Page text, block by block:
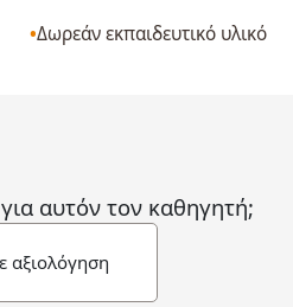
Δωρεάν εκπαιδευτικό υλικό
αυτόν τον καθηγητή;
αξιολόγηση